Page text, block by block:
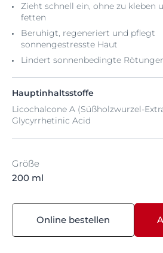
Zieht schnell ein, ohne zu kleben
fetten
Beruhigt, regeneriert und pflegt
sonnengestresste Haut
Lindert sonnenbedingte
Hauptinhaltsstoffe
Licochalcone A (Süßholzwurzel-
Glycyrrhetinic Acid
Größe
200 ml
Online bestellen